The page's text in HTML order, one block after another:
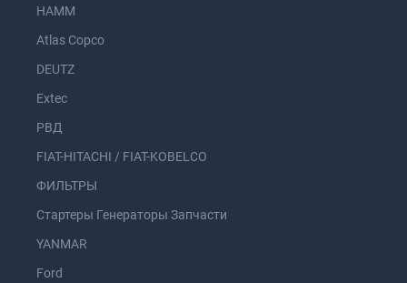
HAMM
Atlas Copco
DEUTZ
Extec
РВД
FIAT-HITACHI / FIAT-KOBELCO
ФИЛЬТРЫ
Стартеры Генераторы Запчасти
YANMAR
Ford